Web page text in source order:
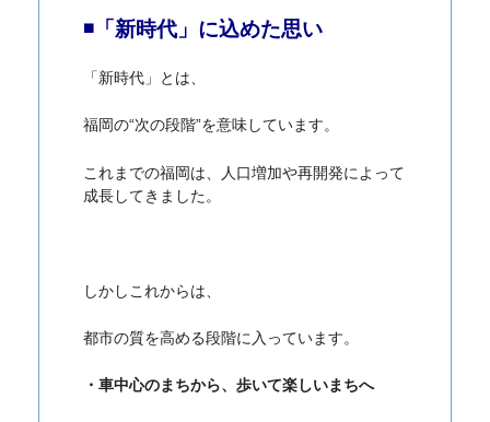
◾️「新時代」に込めた思い
「新時代」とは、
福岡の“次の段階”を意味しています。
これまでの福岡は、人口増加や再開発によって
成長してきました。
しかしこれからは、
都市の質を高める段階に入っています。
・車中心のまちから、歩いて楽しいまちへ